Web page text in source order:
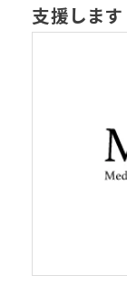
支援します